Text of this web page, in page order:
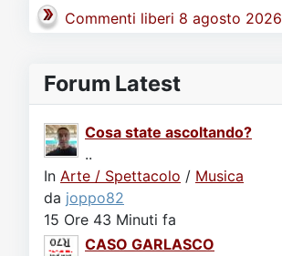
Commenti liberi 8 agosto 2026
Forum Latest
Cosa state ascoltando?
..
In Arte / Spettacolo / Musica
da joppo82
15 Ore 43 Minuti fa
CASO GARLASCO